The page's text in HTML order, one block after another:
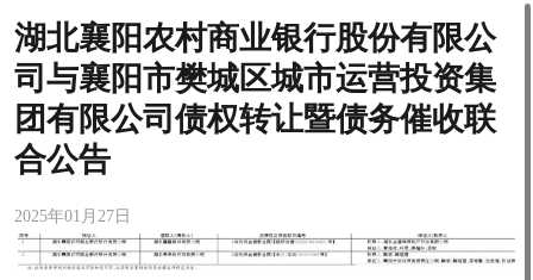
湖北襄阳农村商业银行股份有限公
司与襄阳市樊城区城市运营投资集
团有限公司债权转让暨债务催收联
合公告
2025年01月27日